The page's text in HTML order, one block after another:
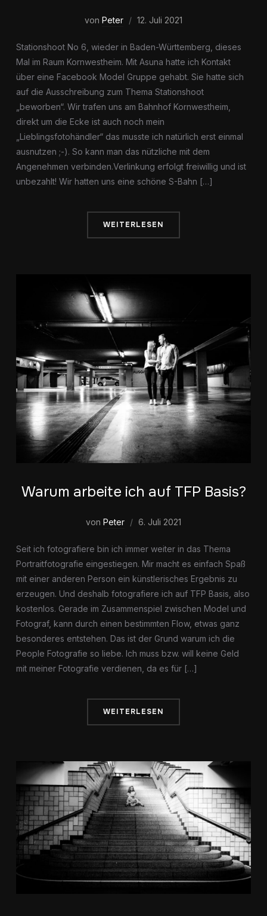
von Peter 12. Juli 2021
Stationshoot No 6, wieder in Baden-Württemberg, dieses
Mal im Raum Kornwestheim. Mit Asuna hatte ich Kontakt
über eine Facebook Model Gruppe gehabt. Sie hatte sich
auf die Ausschreibung zum Thema Stationshoot
„beworben“. Wir trafen uns am Bahnhof Kornwestheim,
direkt um die Ecke ist auch noch mein
„Lieblingsfotohändler“ das musste ich natürlich erst einmal
ausnutzen ;-). So kann man das nützliche mit dem
Angenehmen verbinden.Verlinkung erfolgt freiwillig und ist
unbezahlt! Wir hatten uns eine schöne S-Bahn […]
WEITERLESEN
Warum arbeite ich auf TFP Basis?
von Peter 6. Juli 2021
Seit ich fotografiere bin ich immer weiter in das Thema
Portraitfotografie eingestiegen. Mir macht es einfach Spaß
mit einer anderen Person ein künstlerisches Ergebnis zu
erzeugen. Und deshalb fotografiere ich auf TFP Basis, also
kostenlos. Gerade im Zusammenspiel zwischen Model und
Fotograf, kann durch einen bestimmten Flow, etwas ganz
besonderes entstehen. Das ist der Grund warum ich die
People Fotografie so liebe. Ich muss bzw. will keine Geld
mit meiner Fotografie verdienen, da es für […]
WEITERLESEN